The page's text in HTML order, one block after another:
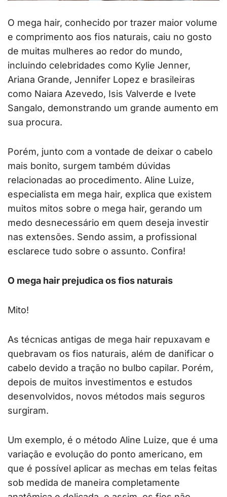
O mega hair, conhecido por trazer maior volume
e comprimento aos fios naturais, caiu no gosto
de muitas mulheres ao redor do mundo,
incluindo celebridades como Kylie Jenner,
Ariana Grande, Jennifer Lopez e brasileiras
como Naiara Azevedo, Isis Valverde e Ivete
Sangalo, demonstrando um grande aumento em
sua procura.
Porém, junto com a vontade de deixar o cabelo
mais bonito, surgem também dúvidas
relacionadas ao procedimento. Aline Luize,
especialista em mega hair, explica que existem
muitos mitos sobre o mega hair, gerando um
medo desnecessário em quem deseja investir
nas extensões. Sendo assim, a profissional
esclarece tudo sobre o assunto. Confira!
O mega hair prejudica os fios naturais
Mito!
As técnicas antigas de mega hair repuxavam e
quebravam os fios naturais, além de danificar o
cabelo devido a tração no bulbo capilar. Porém,
depois de muitos investimentos e estudos
desenvolvidos, novos métodos mais seguros
surgiram.
Um exemplo, é o método Aline Luize, que é uma
variação e evolução do ponto americano, em
que é possível aplicar as mechas em telas feitas
sob medida de maneira completamente